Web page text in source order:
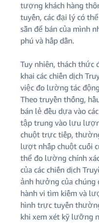
tượng khách hàng
tuyến, các đại lý có
sẵn để bán của mình
phú và hấp dẫn.
Tuy nhiên, thách thức
khai các chiến dịch
việc đo lường tác
Theo truyền thống,
bán lẻ đều dựa vào
tập trung vào lưu
chuột trực tiếp,
lượt nhấp chuột cuối
thể đo lường chính
của các chiến dịch
ảnh hưởng của
hành vi tìm kiếm và
hình trực tuyến
khi xem xét kỹ lưỡng